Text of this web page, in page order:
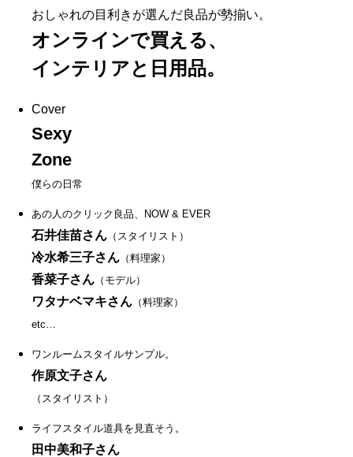
おしゃれの目利きが選んだ良品が勢揃い。
オンラインで買える、
インテリアと日用品。
Cover
Sexy
Zone
僕らの日常
あの人のクリック良品、NOW & EVER
石井佳苗さん （スタイリスト）
冷水希三子さん （料理家）
香菜子さん （モデル）
ワタナベマキさん （料理家）
etc…
ワンルームスタイルサンプル。
作原文子さん
（スタイリスト）
ライフスタイル道具を見直そう。
田中美和子さん